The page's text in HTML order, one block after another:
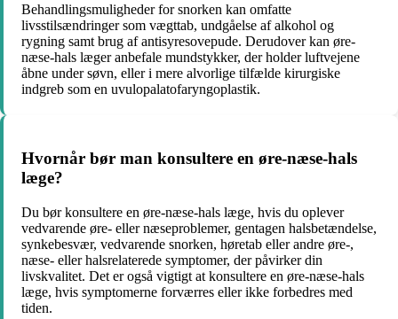
Behandlingsmuligheder for snorken kan omfatte
livsstilsændringer som vægttab, undgåelse af alkohol og
rygning samt brug af antisyresovepude. Derudover kan øre-
næse-hals læger anbefale mundstykker, der holder luftvejene
åbne under søvn, eller i mere alvorlige tilfælde kirurgiske
indgreb som en uvulopalatofaryngoplastik.
Hvornår bør man konsultere en øre-næse-hals
læge?
Du bør konsultere en øre-næse-hals læge, hvis du oplever
vedvarende øre- eller næseproblemer, gentagen halsbetændelse,
synkebesvær, vedvarende snorken, høretab eller andre øre-,
næse- eller halsrelaterede symptomer, der påvirker din
livskvalitet. Det er også vigtigt at konsultere en øre-næse-hals
læge, hvis symptomerne forværres eller ikke forbedres med
tiden.